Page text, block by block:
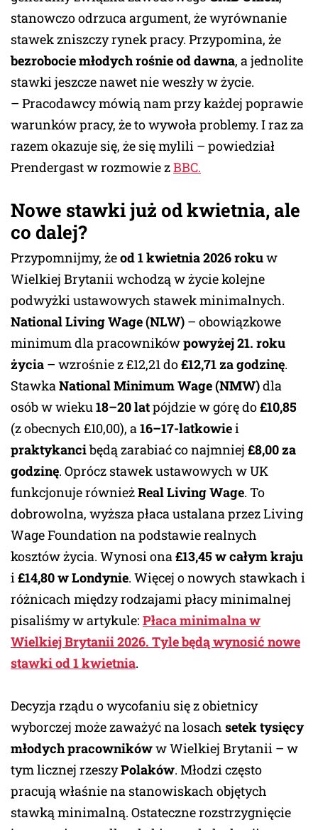
stanowczo odrzuca argument, że wyrównanie
stawek zniszczy rynek pracy. Przypomina, że
bezrobocie młodych rośnie od dawna, a jednolite
stawki jeszcze nawet nie weszły w życie.
– Pracodawcy mówią nam przy każdej poprawie
warunków pracy, że to wywoła problemy. I raz za
razem okazuje się, że się mylili – powiedział
Prendergast w rozmowie zBBC.
Nowe stawki już od kwietnia, ale
co dalej?
Przypomnijmy, żeod 1 kwietnia 2026 rokuw
Wielkiej Brytanii wchodzą w życie kolejne
podwyżki ustawowych stawek minimalnych.
National Living Wage (NLW) – obowiązkowe
minimum dla pracownikówpowyżej 21. roku
życia – wzrośnie z £12,21 do£12,71 za godzinę.
StawkaNational Minimum Wage (NMW)dla
osób w wieku18–20 latpójdzie w górę do£10,85
(z obecnych £10,00), a16–17-latkowiei
praktykancibędą zarabiać co najmniej £8,00 za
godzinę. Oprócz stawek ustawowych w UK
funkcjonuje równieżReal Living Wage. To
dobrowolna, wyższa płaca ustalana przez Living
Wage Foundation na podstawie realnych
kosztów życia. Wynosi ona£13,45 w całym kraju
i£14,80 w Londynie. Więcej o nowych stawkach i
różnicach między rodzajami płacy minimalnej
pisaliśmy w artykule: Płaca minimalna w
Wielkiej Brytanii 2026. Tyle będą wynosić nowe
stawki od 1 kwietnia.
Decyzja rządu o wycofaniu się z obietnicy
wyborczej może zaważyć na losach setek tysięcy
młodych pracownikóww Wielkiej Brytanii – w
tym licznej rzeszyPolaków. Młodzi często
pracują właśnie na stanowiskach objętych
stawką minimalną. Ostateczne rozstrzygnięcie